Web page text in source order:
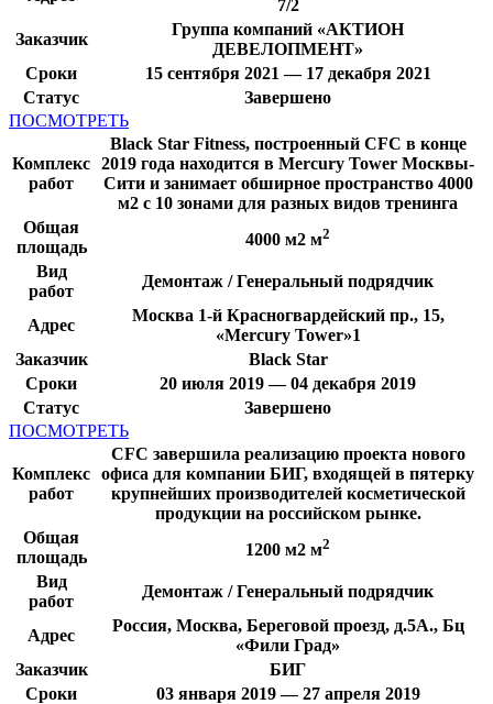
7/2
Заказчик
Группа компаний «АКТИОН
ДЕВЕЛОПМЕНТ»
Сроки
15 сентября 2021 — 17 декабря 2021
Статус
Завершено
ПОСМОТРЕТЬ
Комплекс
работ
Black Star Fitness, построенный CFC в конце
2019 года находится в Mercury Tower Москвы-
Сити и занимает обширное пространство 4000
м2 с 10 зонами для разных видов тренинга
Общая
площадь
4000 м2 м2
Вид
работ
Демонтаж / Генеральный подрядчик
Адрес
Москва 1-й Красногвардейский пр., 15,
«Mercury Tower»1
Заказчик
Black Star
Сроки
20 июля 2019 — 04 декабря 2019
Статус
Завершено
ПОСМОТРЕТЬ
Комплекс
работ
CFC завершила реализацию проекта нового
офиса для компании БИГ, входящей в пятерку
крупнейших производителей косметической
продукции на российском рынке.
Общая
площадь
1200 м2 м2
Вид
работ
Демонтаж / Генеральный подрядчик
Адрес
Россия, Москва, Береговой проезд, д.5А., Бц
«Фили Град»
Заказчик
БИГ
Сроки
03 января 2019 — 27 апреля 2019